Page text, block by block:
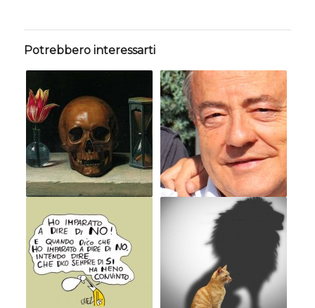
Potrebbero interessarti